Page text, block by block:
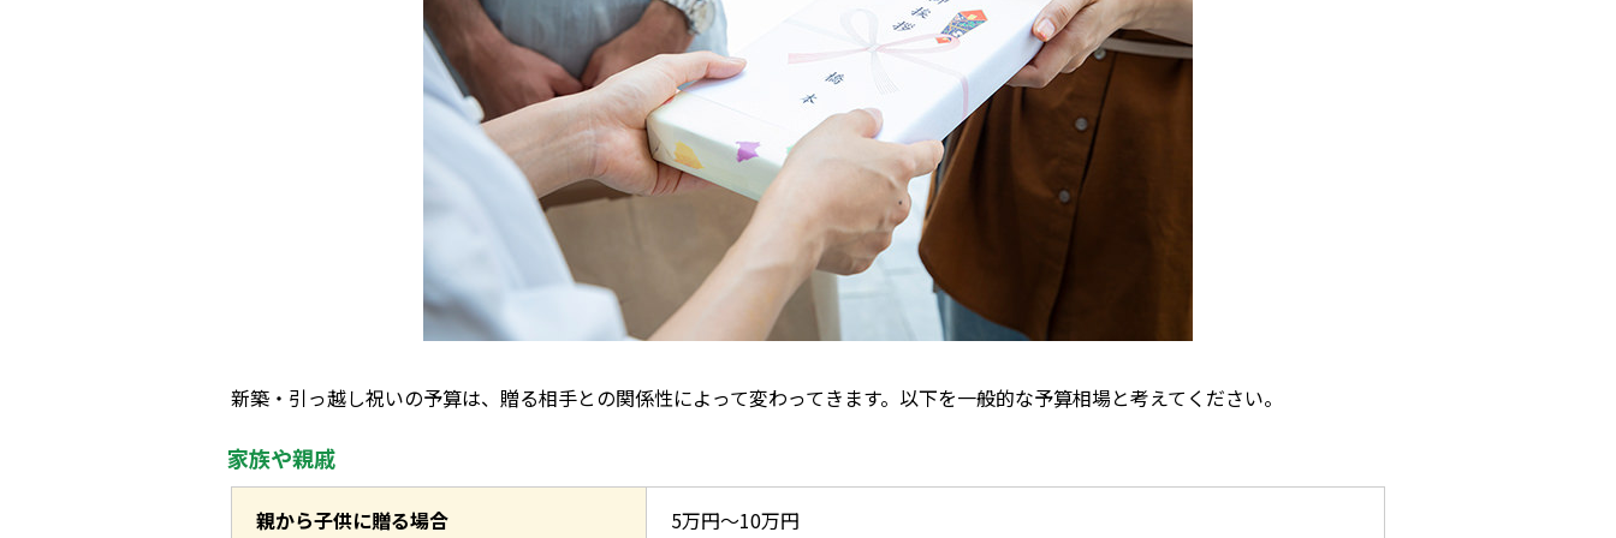
新築・引っ越し祝いの予算は、贈る相手との関係性によって変わってきます。以下を一般的な予算相場と考えてください。
家族や親戚
親から子供に贈る場合 5万円〜10万円